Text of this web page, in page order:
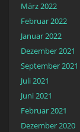
März 2022
Februar 2022
Januar 2022
Dezember 2021
September 2021
Juli 2021
Juni 2021
Februar 2021
Dezember 2020